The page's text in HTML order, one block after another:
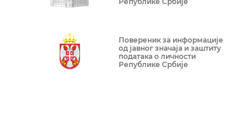
Повереник за информације
од јавног значаја и заштиту
података о личности
Републике Србије